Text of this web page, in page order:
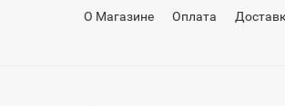
О Магазине Оплата